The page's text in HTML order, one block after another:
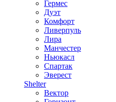
Гермес
Дуэт
Комфорт
Ливерпуль
Лира
Манчестер
Ньюкасл
Спартак
Эверест
Shelter
Вектор